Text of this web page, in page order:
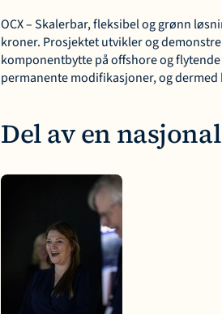
OCX – Skalerbar, fleksibel og grønn
kroner. Prosjektet utvikler og
komponentbytte på offshore og
permanente modifikasjoner, og
Del av en